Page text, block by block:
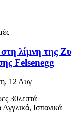
λίμνη της
Felsenegg
12 Αυγ
30λεπτά
Ισπανικά